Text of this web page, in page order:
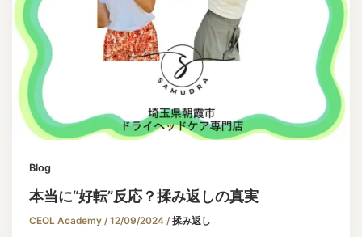
Blog
本当に“好転”反応？揉み返しの真実
CEOL Academy/12/09/2024/揉み返し